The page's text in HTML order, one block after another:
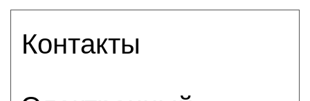
Контакты